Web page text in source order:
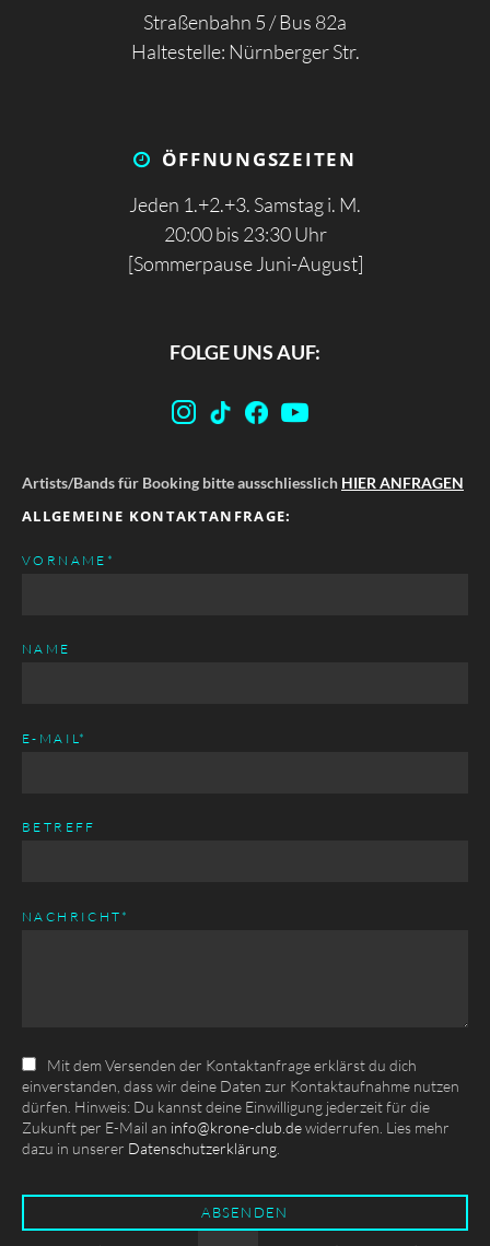
Straßenbahn 5 / Bus 82a
Haltestelle: Nürnberger Str.
ÖFFNUNGS­ZEITEN
Jeden 1.+2.+3. Samstag i. M.
20:00 bis 23:30 Uhr
[Sommerpause Juni-August]
FOLGE UNS AUF:
Artists/Bands für Booking bitte ausschliesslich HIER ANFRAGEN
ALLGEMEINE KONTAKTANFRAGE:
PFLICHTFELD
VORNAME *
NAME
PFLICHTFELD
E-MAIL *
BETREFF
PFLICHTFELD
NACHRICHT *
Mit dem Versenden der Kontaktanfrage erklärst du dich
einverstanden, dass wir deine Daten zur Kontaktaufnahme nutzen
dürfen. Hinweis: Du kannst deine Einwilligung jederzeit für die
Zukunft per E-Mail an info@krone-club.dewiderrufen. Lies mehr
dazu in unserer Datenschutzerklärung
ABSENDEN